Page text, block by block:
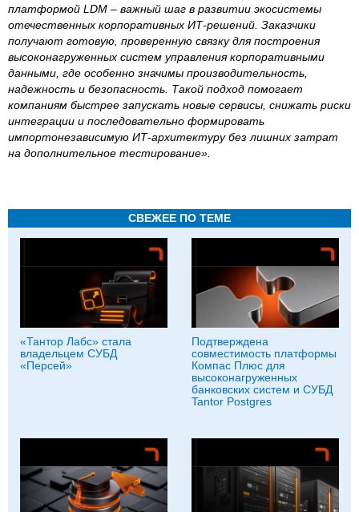
платформой LDM – важный шаг в развитии экосистемы
отечественных корпоративных ИТ-решений. Заказчики
получают готовую, проверенную связку для построения
высоконагруженных систем управления корпоративными
данными, где особенно значимы производительность,
надежность и безопасность. Такой подход помогает
компаниям быстрее запускать новые сервисы, снижать риски
интеграции и последовательно формировать
импортонезависимую ИТ-архитектуру без лишних затрат
на дополнительное тестирование».
СВЕЖЕЕ ПО ТЕМЕ
«Тантор Лабс» стала
владельцем СУБД
«Персей»
Подтверждена
совместимость платформы
Компас Плюс для
высоконагруженных
банковских систем и СУБД
Tantor Postgres